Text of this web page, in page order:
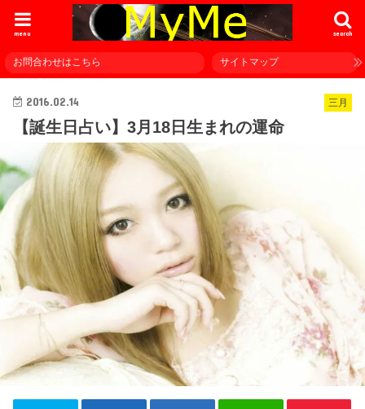
search
menu
お問合わせはこちら サイトマップ
三月
2016.02.14
【誕生日占い】3月18日生まれの運命